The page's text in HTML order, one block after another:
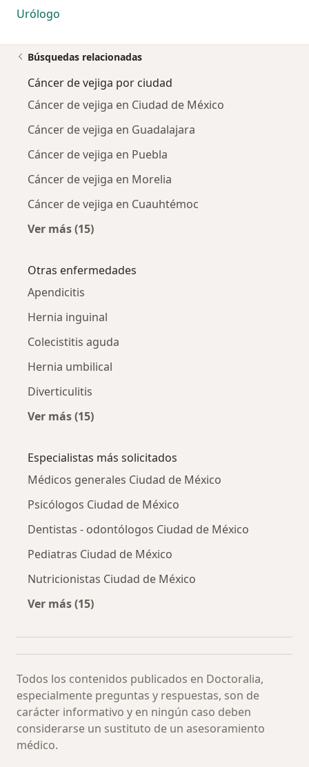
Urólogo
Búsquedas relacionadas
Cáncer de vejiga por ciudad
Cáncer de vejiga en Ciudad de México
Cáncer de vejiga en Guadalajara
Cáncer de vejiga en Puebla
Cáncer de vejiga en Morelia
Cáncer de vejiga en Cuauhtémoc
Ver más (15)
Otras enfermedades
Apendicitis
Hernia inguinal
Colecistitis aguda
Hernia umbilical
Diverticulitis
Ver más (15)
Especialistas más solicitados
Médicos generales Ciudad de México
Psicólogos Ciudad de México
Dentistas - odontólogos Ciudad de México
Pediatras Ciudad de México
Nutricionistas Ciudad de México
Ver más (15)
Todos los contenidos publicados en Doctoralia,
especialmente preguntas y respuestas, son de
carácter informativo y en ningún caso deben
considerarse un sustituto de un asesoramiento
médico.